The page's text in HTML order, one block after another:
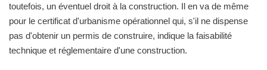
toutefois, un éventuel droit à la construction. Il en va de même
pour le certificat d'urbanisme opérationnel qui, s'il ne dispense
pas d'obtenir un permis de construire, indique la faisabilité
technique et réglementaire d'une construction.